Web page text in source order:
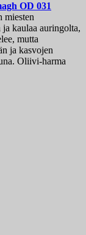
OD 031
miesten
kaulaa auringolta,
mutta
ja kasvojen
Oliivi-harma